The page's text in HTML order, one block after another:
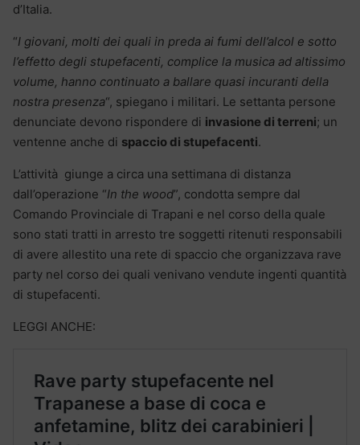
d’Italia.
“I giovani, molti dei quali in preda ai fumi dell’alcol e sotto
l’effetto degli stupefacenti, complice la musica ad altissimo
volume, hanno continuato a ballare quasi incuranti della
nostra presenza“, spiegano i militari. Le settanta persone
denunciate devono rispondere di invasione di terreni; un
ventenne anche di spaccio di stupefacenti.
L’attività giunge a circa una settimana di distanza
dall’operazione “In the wood”, condotta sempre dal
Comando Provinciale di Trapani e nel corso della quale
sono stati tratti in arresto tre soggetti ritenuti responsabili
di avere allestito una rete di spaccio che organizzava rave
party nel corso dei quali venivano vendute ingenti quantità
di stupefacenti.
LEGGI ANCHE: